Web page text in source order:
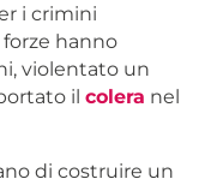
i crimini
forze hanno
violentato un
il colera nel
di costruire un